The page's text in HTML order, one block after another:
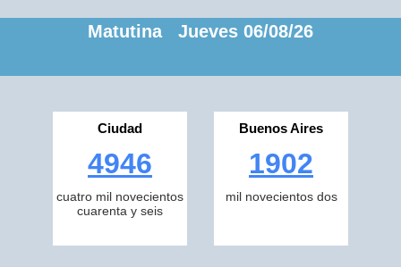
Matutina Jueves 06/08/26
Ciudad
4946
cuatro mil novecientos
cuarenta y seis
Buenos Aires
1902
mil novecientos dos